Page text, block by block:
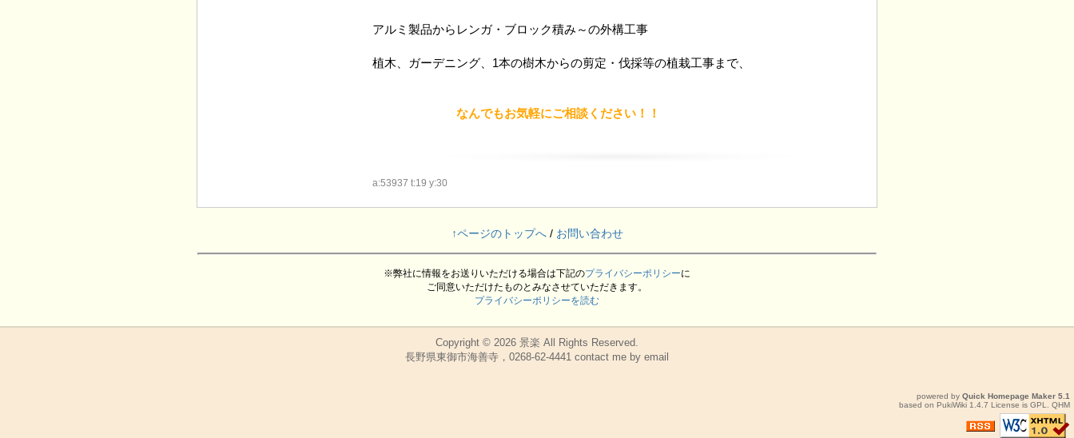
アルミ製品からレンガ・ブロック積み～の外構工事
植木、ガーデニング、1本の樹木からの剪定・伐採等の植栽工事まで、
なんでもお気軽にご相談ください！！
a:53937 t:19 y:30
↑ページのトップへ/ お問い合わせ
※弊社に情報をお送りいただける場合は下記のプライバシーポリシーに
ご同意いただけたものとみなさせていただきます。
プライバシーポリシーを読む
Copyright © 2026 景楽 All Rights Reserved.
長野県東御市海善寺，0268-62-4441 contact me by email
powered by Quick Homepage Maker 5.1
based on PukiWiki 1.4.7 License is GPL QHM